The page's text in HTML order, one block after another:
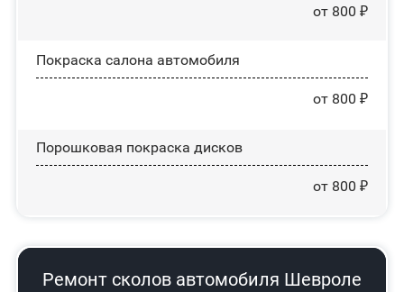
от 800 ₽
Покраска салона автомобиля
от 800 ₽
Порошковая покраска дисков
от 800 ₽
Ремонт сколов автомобиля Шевроле